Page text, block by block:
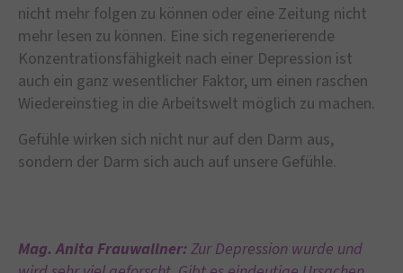
nicht mehr folgen zu können oder eine Zeitung nicht
mehr lesen zu können. Eine sich regenerierende
Konzentrationsfähigkeit nach einer Depression ist
auch ein ganz wesentlicher Faktor, um einen raschen
Wiedereinstieg in die Arbeitswelt möglich zu machen.
Gefühle wirken sich nicht nur auf den Darm aus,
sondern der Darm sich auch auf unsere Gefühle.
Mag. Anita Frauwallner:Zur Depression wurde und